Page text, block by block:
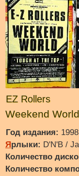
EZ Rollers
Weekend World
Год издания: 1998
Ярлыки: D'N'B /
Количество
Количество